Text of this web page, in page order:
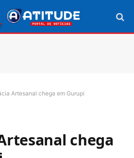
Artesanal chega em Gurupi
chega